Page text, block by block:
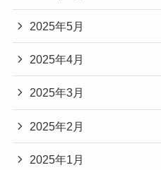
2025年5月
2025年4月
2025年3月
2025年2月
2025年1月